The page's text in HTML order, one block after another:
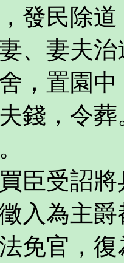
發民除
、妻夫
，置園
錢，令
受詔將
入為主
官，復